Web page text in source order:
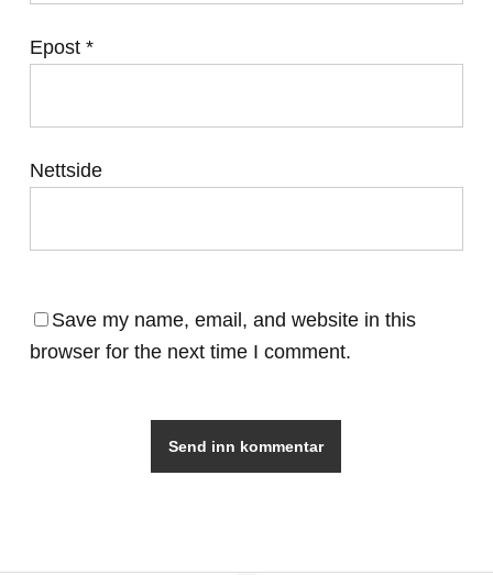
Epost *
Nettside
Save my name, email, and website in this
browser for the next time I comment.